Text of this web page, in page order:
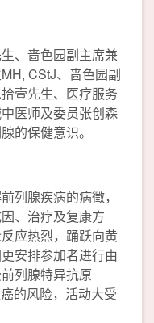
、啬色园副主席兼
CStJ、啬色园副
壹先生、医疗服务
医师及委员张创森
的保健意识。
列腺疾病的病徵，
、治疗及复康方
应热烈，踊跃向黄
安排参加者进行由
列腺特异抗原
的风险，活动大受